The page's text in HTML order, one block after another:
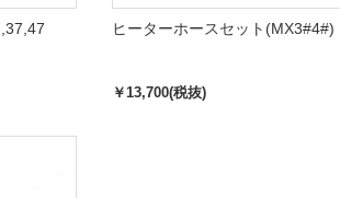
ヒーターホースセット(MX3#4#)
￥13,700(税抜)